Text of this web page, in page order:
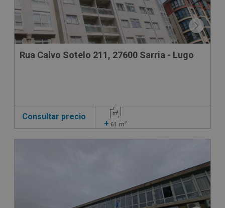
Rua Calvo Sotelo 211, 27600 Sarria - Lugo
Consultar precio
+ 61 m2